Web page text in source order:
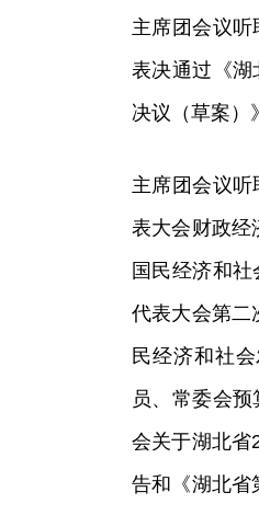
主席团会议
表决通过《
决议（草案）
主席团会议
表大会财政经
国民经济和
代表大会第二
民经济和社
员、常委会
会关于湖北省
告和《湖北省